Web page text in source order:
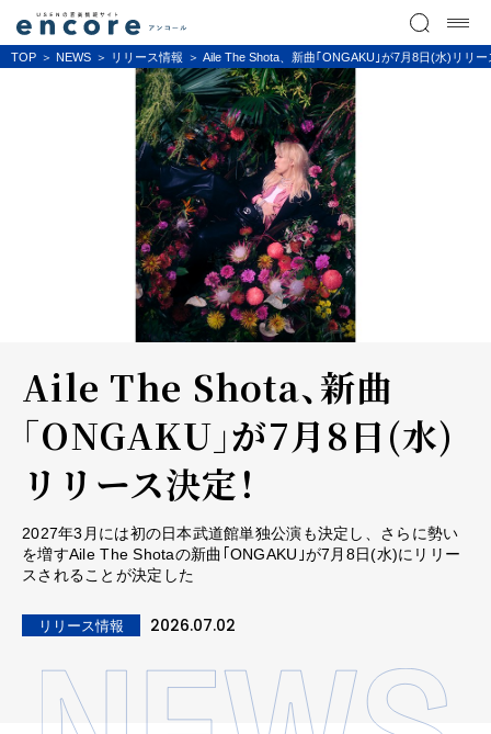
TOP NEWS リリース情報 Aile The Shota、新曲｢ONGAKU｣が7月8日(水)リリー
Aile The Shota、新曲
｢ONGAKU｣が7月8日(水)
リリース決定！
2027年3月には初の日本武道館単独公演も決定し、さらに勢い
を増すAile The Shotaの新曲｢ONGAKU｣が7月8日(水)にリリー
スされることが決定した
リリース情報 2026.07.02